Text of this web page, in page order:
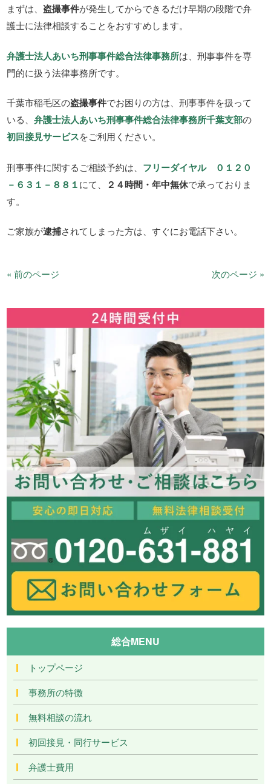
まずは、盗撮事件が発生してからできるだけ早期の段階で弁
護士に法律相談することをおすすめします。
弁護士法人あいち刑事事件総合法律事務所は、刑事事件を専
門的に扱う法律事務所です。
千葉市稲毛区の盗撮事件でお困りの方は、刑事事件を扱って
いる、弁護士法人あいち刑事事件総合法律事務所千葉支部の
初回接見サービスをご利用ください。
刑事事件に関するご相談予約は、 フリーダイヤル ０１２０
－６３１－８８１にて、 ２４時間・年中無休で承っておりま
す。
ご家族が逮捕されてしまった方は、すぐにお電話下さい。
« 前のページ 次のページ »
総合MENU
トップページ
事務所の特徴
無料相談の流れ
初回接見・同行サービス
弁護士費用